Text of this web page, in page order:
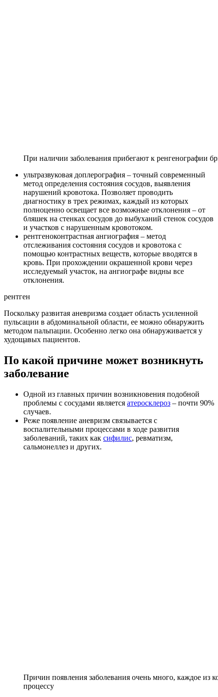
При наличии заболевания прибегают к ренгенографии
ультразвуковая доплерография – точный современный
метод определения состояния сосудов, выявления
нарушений кровотока. Позволяет проводить
диагностику в трех режимах, каждый из которых
полноценно освещает все возможные отклонения – от
бляшек на стенках сосудов до выбуханий стенок сосудов
и участков с нарушенным кровотоком.
рентгеноконтрастная ангиография – метод
отслеживания состояния сосудов и кровотока с
помощью контрастных веществ, которые вводятся в
кровь. При прохождении окрашенной крови через
исследуемый участок, на ангиографе видны все
отклонения.
рентген
Поскольку развитая аневризма создает область усиленной
пульсации в абдоминальной области, ее можно обнаружить
методом пальпации. Особенно легко она обнаруживается у
худощавых пациентов.
По какой причине может возникнуть
заболевание
Одной из главных причин возникновения подобной
проблемы с сосудами является атеросклероз – почти 90%
случаев.
Реже появление аневризм связывается с
воспалительными процессами в ходе развития
заболеваний, таких как сифилис, ревматизм,
сальмонеллез и других.
Причин появления заболевания очень много, каждое из
процессу